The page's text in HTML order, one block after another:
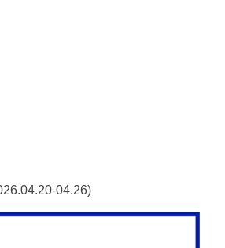
04.26)